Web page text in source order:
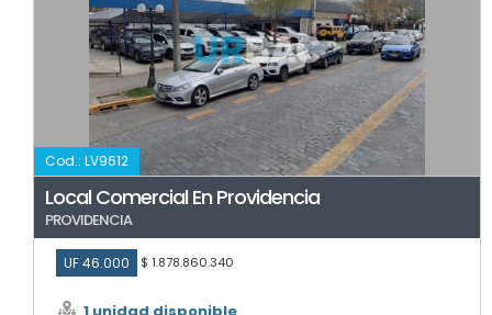
Cod.: LV9612
Local Comercial En Providencia
PROVIDENCIA
UF 46.000 $ 1.878.860.340